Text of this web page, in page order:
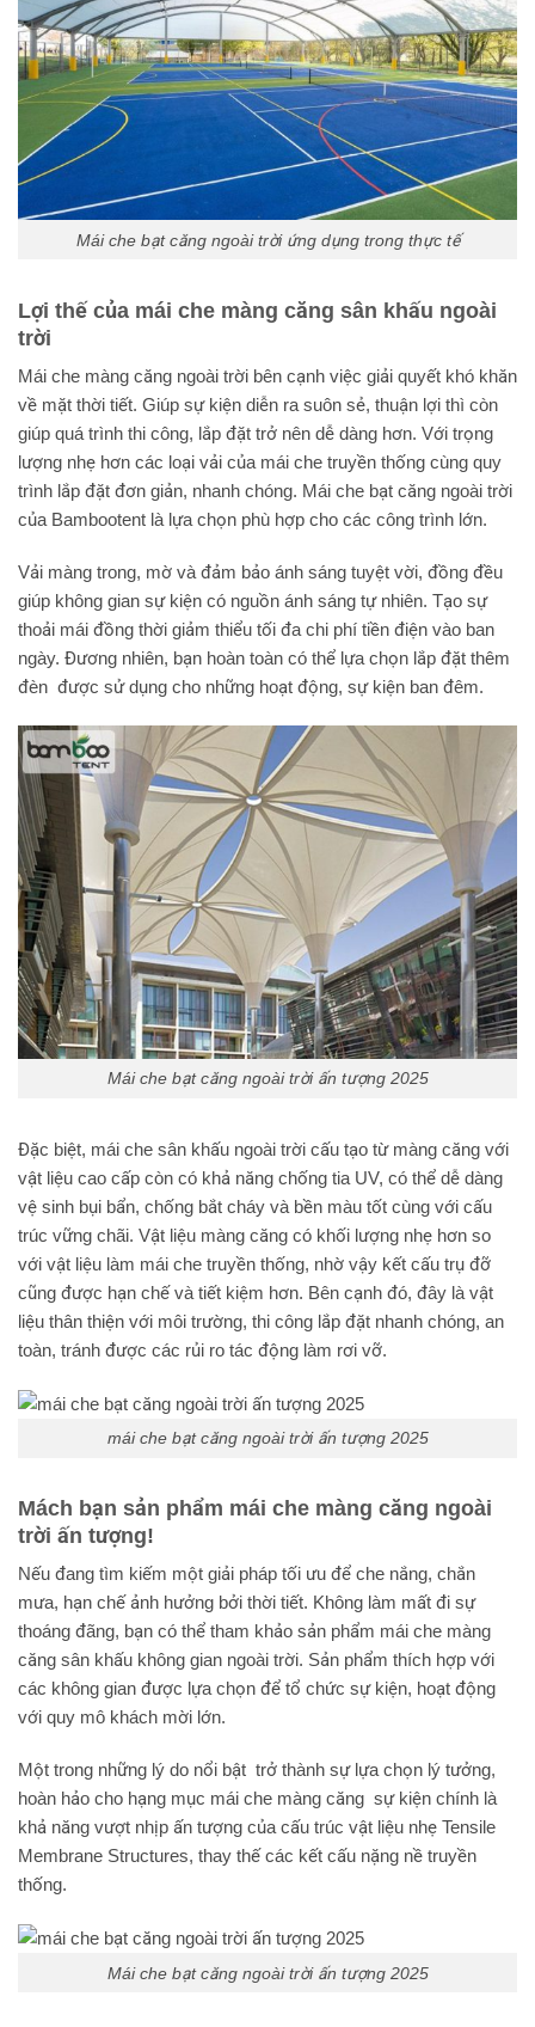
Mái che bạt căng ngoài trời ứng dụng trong thực tế
Lợi thế của mái che màng căng sân khấu ngoài
trời
Mái che màng căng ngoài trời bên cạnh việc giải quyết khó khăn
về mặt thời tiết. Giúp sự kiện diễn ra suôn sẻ, thuận lợi thì còn
giúp quá trình thi công, lắp đặt trở nên dễ dàng hơn. Với trọng
lượng nhẹ hơn các loại vải của mái che truyền thống cùng quy
trình lắp đặt đơn giản, nhanh chóng. Mái che bạt căng ngoài trời
của Bambootent là lựa chọn phù hợp cho các công trình lớn.
Vải màng trong, mờ và đảm bảo ánh sáng tuyệt vời, đồng đều
giúp không gian sự kiện có nguồn ánh sáng tự nhiên. Tạo sự
thoải mái đồng thời giảm thiểu tối đa chi phí tiền điện vào ban
ngày. Đương nhiên, bạn hoàn toàn có thể lựa chọn lắp đặt thêm
đèn được sử dụng cho những hoạt động, sự kiện ban đêm.
Mái che bạt căng ngoài trời ấn tượng 2025
Đặc biệt, mái che sân khấu ngoài trời cấu tạo từ màng căng với
vật liệu cao cấp còn có khả năng chống tia UV, có thể dễ dàng
vệ sinh bụi bẩn, chống bắt cháy và bền màu tốt cùng với cấu
trúc vững chãi. Vật liệu màng căng có khối lượng nhẹ hơn so
với vật liệu làm mái che truyền thống, nhờ vậy kết cấu trụ đỡ
cũng được hạn chế và tiết kiệm hơn. Bên cạnh đó, đây là vật
liệu thân thiện với môi trường, thi công lắp đặt nhanh chóng, an
toàn, tránh được các rủi ro tác động làm rơi vỡ.
mái che bạt căng ngoài trời ấn tượng 2025
Mách bạn sản phẩm mái che màng căng ngoài
trời ấn tượng!
Nếu đang tìm kiếm một giải pháp tối ưu để che nắng, chắn
mưa, hạn chế ảnh hưởng bởi thời tiết. Không làm mất đi sự
thoáng đãng, bạn có thể tham khảo sản phẩm mái che màng
căng sân khấu không gian ngoài trời. Sản phẩm thích hợp với
các không gian được lựa chọn để tổ chức sự kiện, hoạt động
với quy mô khách mời lớn.
Một trong những lý do nổi bật trở thành sự lựa chọn lý tưởng,
hoàn hảo cho hạng mục mái che màng căng sự kiện chính là
khả năng vượt nhịp ấn tượng của cấu trúc vật liệu nhẹ Tensile
Membrane Structures, thay thế các kết cấu nặng nề truyền
thống.
Mái che bạt căng ngoài trời ấn tượng 2025